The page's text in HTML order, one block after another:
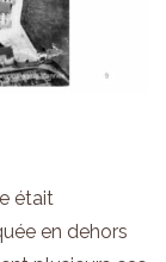
était
en dehors